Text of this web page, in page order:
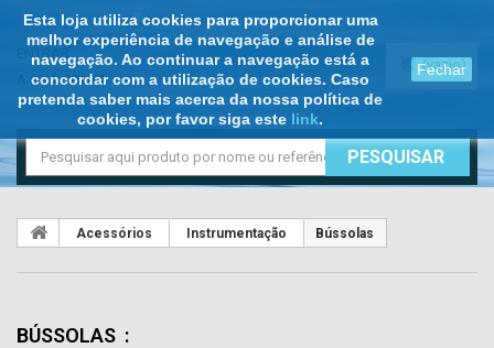
Esta loja utiliza cookies para proporcionar uma
melhor experiência de navegação e análise de
navegação. Ao continuar a navegação está a
concordar com a utilização de cookies. Caso
pretenda saber mais acerca da nossa política de
cookies, por favor siga este link.
Fechar
(vazio)
ENTRAR
A SUA CONTA
PESQUISAR
Acessórios Instrumentação Bússolas
BÚSSOLAS :